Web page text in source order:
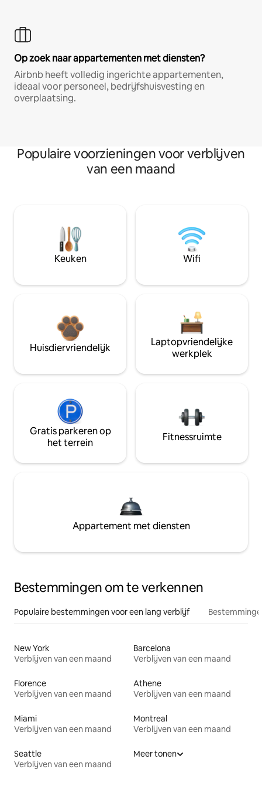
Op zoek naar appartementen met diensten?
Airbnb heeft volledig ingerichte appartementen,
ideaal voor personeel, bedrijfshuisvesting en
overplaatsing.
Populaire voorzieningen voor verblijven
van een maand
Keuken Wifi
Huisdiervriendelijk
Laptopvriendelijke
werkplek
Gratis parkeren op
het terrein
Fitnessruimte
Appartement met diensten
Bestemmingen om te verkennen
Populaire bestemmingen voor een lang verblijf
New York
Verblijven van een maand
Barcelona
Verblijven van een maand
Florence
Verblijven van een maand
Athene
Verblijven van een maand
Miami
Verblijven van een maand
Montreal
Verblijven van een maand
Seattle
Verblijven van een maand
Meer tonen